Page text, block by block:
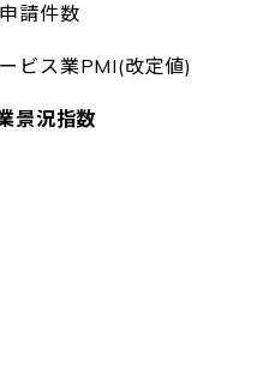
請件数
ス業PMI(改定値)
景況指数